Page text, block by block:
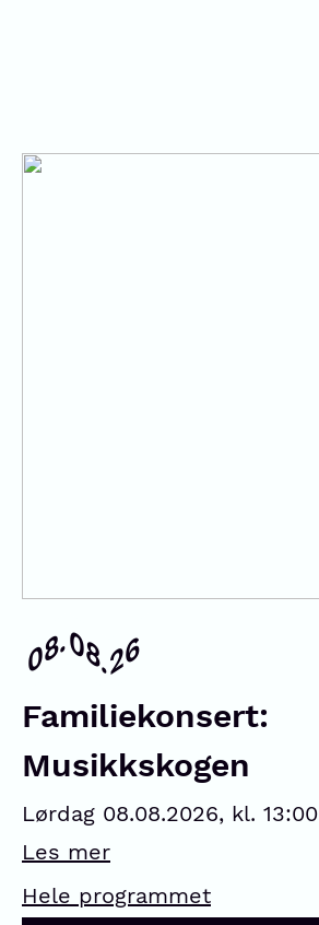
08.08.26
Familiekonsert:
Musikkskogen
Lørdag 08.08.2026, kl. 13:00
Les mer
Hele programmet